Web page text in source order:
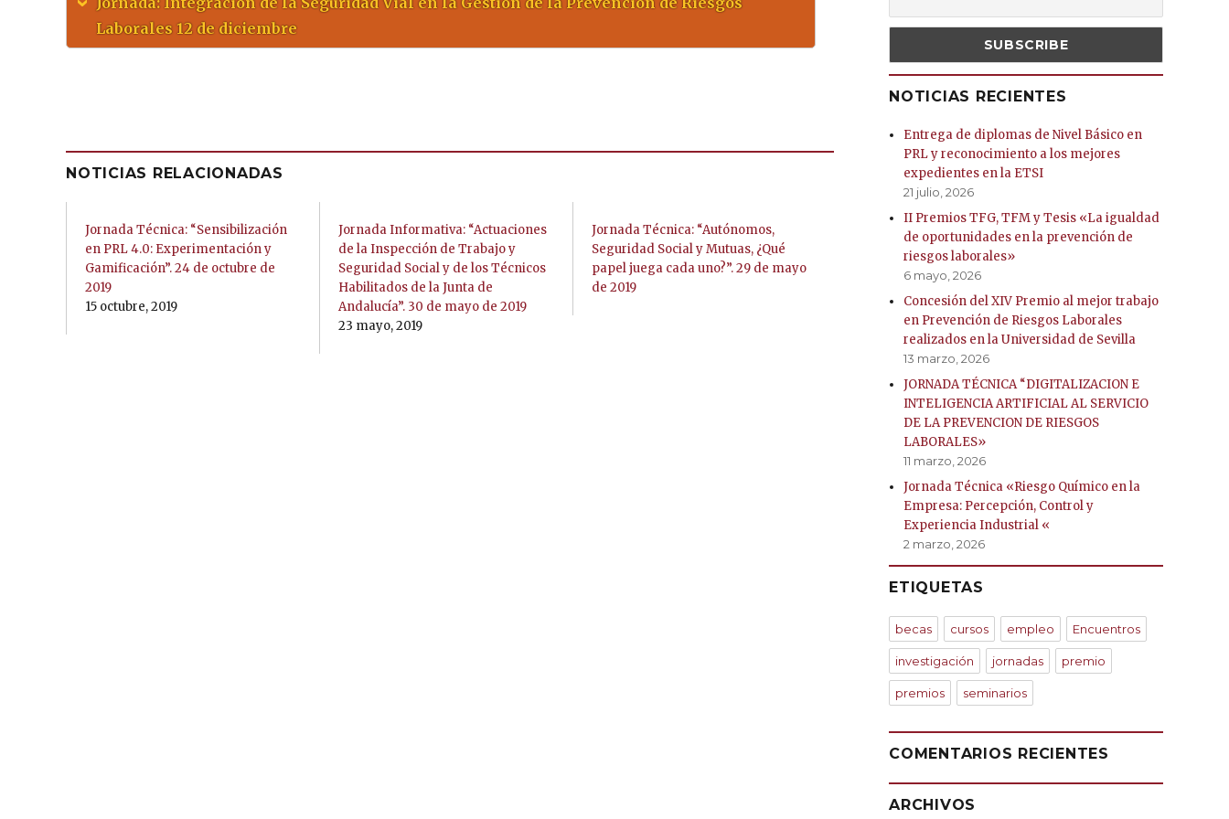
Laborales 12 de diciembre
NOTICIAS RELACIONADAS
Jornada Técnica: “Sensibilización
en PRL 4.0: Experimentación y
Gamificación”. 24 de octubre de
2019
15 octubre, 2019
Jornada Informativa: “Actuaciones
de la Inspección de Trabajo y
Seguridad Social y de los Técnicos
Habilitados de la Junta de
Andalucía”. 30 de mayo de 2019
23 mayo, 2019
Jornada Técnica: “Autónomos,
Seguridad Social y Mutuas, ¿Qué
papel juega cada uno?”. 29 de mayo
de 2019
NOTICIAS RECIENTES
Entrega de diplomas de Nivel Básico en
PRL y reconocimiento a los mejores
expedientes en la ETSI
21 julio, 2026
II Premios TFG, TFM y Tesis «La igualdad
de oportunidades en la prevención de
riesgos laborales»
6 mayo, 2026
Concesión del XIV Premio al mejor trabajo
en Prevención de Riesgos Laborales
realizados en la Universidad de Sevilla
13 marzo, 2026
JORNADA TÉCNICA “DIGITALIZACION E
INTELIGENCIA ARTIFICIAL AL SERVICIO
DE LA PREVENCION DE RIESGOS
LABORALES»
11 marzo, 2026
Jornada Técnica «Riesgo Químico en la
Empresa: Percepción, Control y
Experiencia Industrial «
2 marzo, 2026
ETIQUETAS
becas cursos empleo Encuentros
investigación jornadas premio
premios seminarios
COMENTARIOS RECIENTES
ARCHIVOS